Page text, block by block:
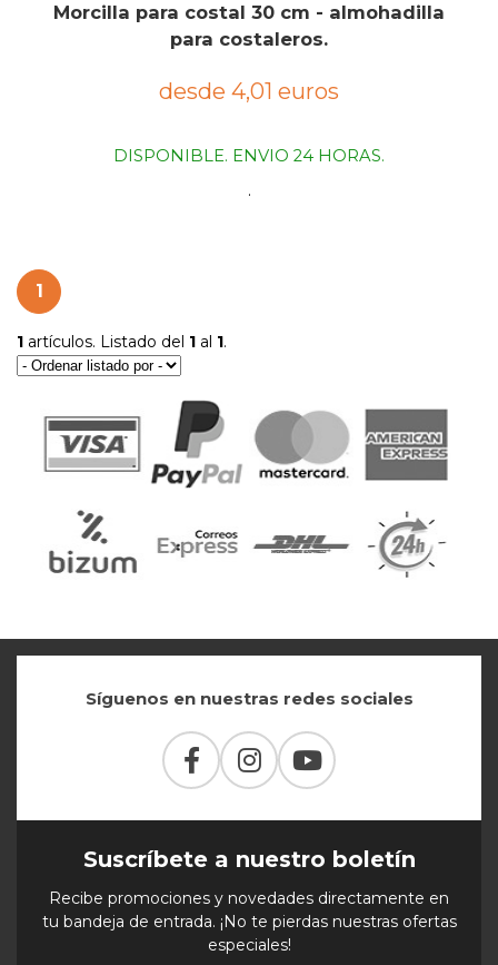
Morcilla para costal 30 cm - almohadilla
para costaleros.
desde 4,01 euros
DISPONIBLE. ENVIO 24 HORAS.
.
1
1 artículos. Listado del 1 al 1.
Síguenos en nuestras redes sociales
Suscríbete a nuestro boletín
Recibe promociones y novedades directamente en
tu bandeja de entrada. ¡No te pierdas nuestras ofertas
especiales!